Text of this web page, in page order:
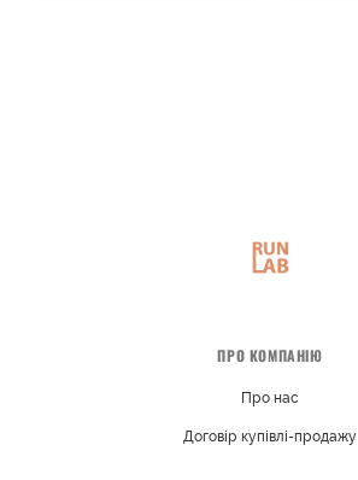
ПРО КОМПАНІЮ
Про нас
Договір купівлі-продажу